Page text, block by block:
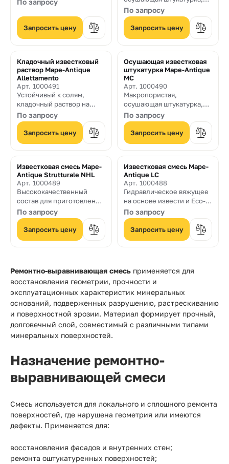
8
800
550-
03-
50
sales@mpkm.org
используемый в качестве
первого слоя при
нанесении осушающей,
паропроницаемой и
По запросу
Запросить цену
устойчивая к воздействию
солей, на основе извести
и Eco-Pozzolan, для
восстановления старых
кладок, в том числе, в
ценностью
По запросу
Запросить цену
Кладочный известковый
раствор Mape-Antique
Allettamento
Арт. 1000491
Устойчивый к солям,
кладочный раствор на
основе натуральной
гидравлической извести и
Eco-Pozzolan, для
монтажа кладки и
расшивки швов с
По запросу
Запросить цену
Осушающая известковая
штукатурка Mape-Antique
MC
Арт. 1000490
Макропористая,
осушающая штукатурка,
устойчивая к воздействию
солей, на основе извести
и Eco- Pozzolan, для
восстановления старых
кладок, в том числе, в
ценностью
По запросу
Запросить цену
Известковая смесь Mape-
Antique Strutturale NHL
Арт. 1000489
Высококачественный
состав для приготовления
паропроницаемой
штукатурки и кладочных
растворов, на основе
натуральной
гидравлической извести и
приготовления
"армирующих" и
монтажных растворов.
По запросу
Запросить цену
Известковая смесь Mape-
Antique LC
Арт. 1000488
Гидравлическое вяжущее
на основе извести и Eco-
Pozzolan, стойкое к
воздействию солей, для
смешивания с
заполнителями с
различным размером
осушающей штукатурки и
кладочных растворов
По запросу
Запросить цену
Ремонтно-выравнивающая смесь применяется для
восстановления геометрии, прочности и
эксплуатационных характеристик минеральных
оснований, подверженных разрушению, растрескиванию
и поверхностной эрозии. Материал формирует прочный,
долговечный слой, совместимый с различными типами
минеральных поверхностей.
Назначение ремонтно-
выравнивающей смеси
Смесь используется для локального и сплошного ремонта
поверхностей, где нарушена геометрия или имеются
дефекты. Применяется для:
восстановления фасадов и внутренних стен;
ремонта оштукатуренных поверхностей;